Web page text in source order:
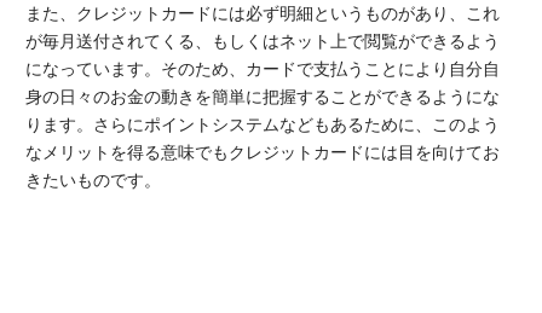
また、クレジットカードには必ず明細というものがあり、これ
が毎月送付されてくる、もしくはネット上で閲覧ができるよう
になっています。そのため、カードで支払うことにより自分自
身の日々のお金の動きを簡単に把握することができるようにな
ります。さらにポイントシステムなどもあるために、このよう
なメリットを得る意味でもクレジットカードには目を向けてお
きたいものです。